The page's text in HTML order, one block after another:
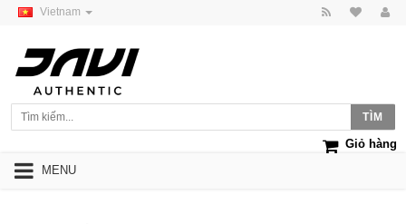
Vietnam
Giỏ hàng
MENU